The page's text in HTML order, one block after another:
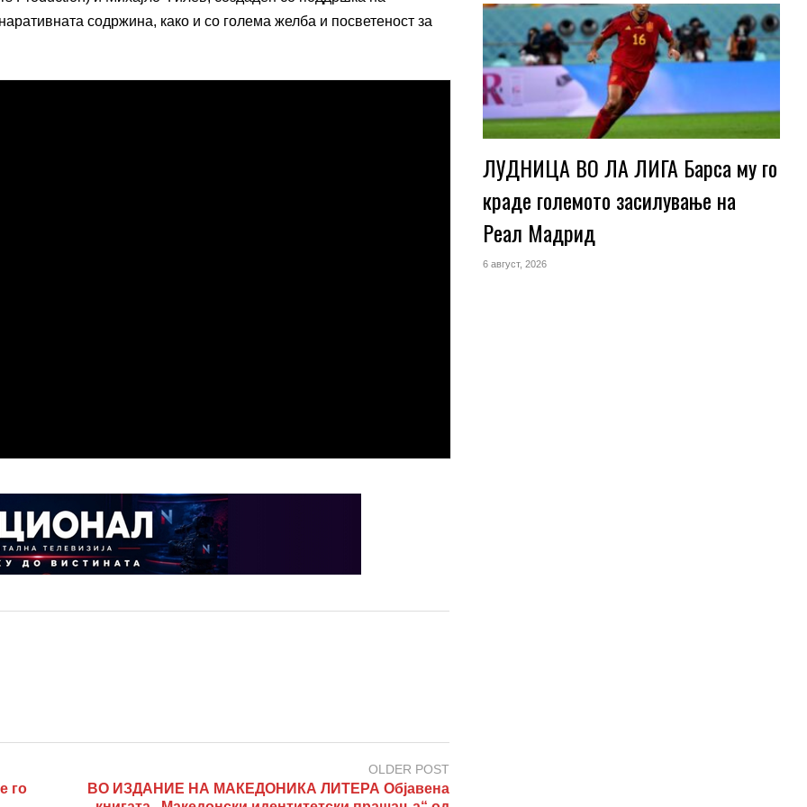
содржина, како и со голема желба и посветеност за
го
OLDER POST
ВО ИЗДАНИЕ НА МАКЕДОНИКА ЛИТЕРА Објавена
ЛУДНИЦА ВО ЛА ЛИГА Барса му го
краде големото засилување на
Реал Мадрид
6 август, 2026